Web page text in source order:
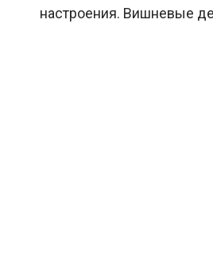
настроения. Вишневые